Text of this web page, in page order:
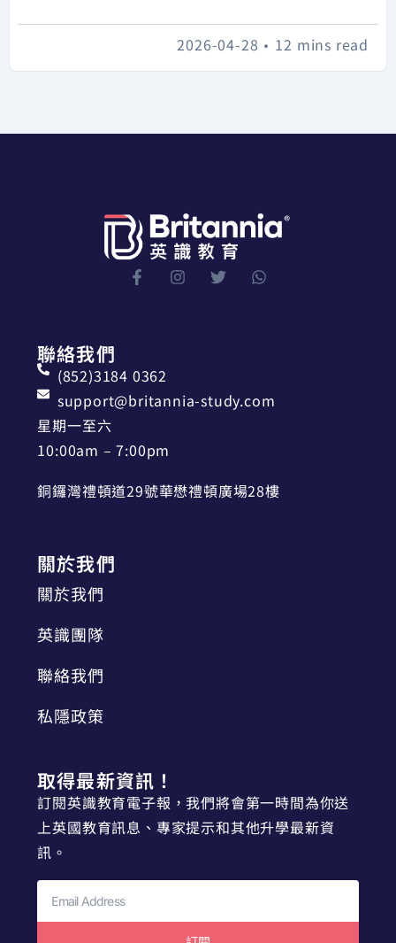
12 mins read
•
2026-04-28
聯絡我們
(852)3184 0362
support@britannia-study.com
星期一至六
10:00am – 7:00pm
銅鑼灣禮頓道29號華懋禮頓廣場28樓
關於我們
關於我們
英識團隊
聯絡我們
私隱政策
取得最新資訊！
訂閱英識教育電子報，我們將會第一時間為你送
上英國教育訊息、專家提示和其他升學最新資
訊。